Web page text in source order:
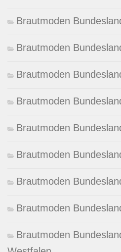
Brautmoden
Brautmoden
Brautmoden
Brautmoden
Brautmoden
Brautmoden
Brautmoden
Brautmoden
Brautmoden